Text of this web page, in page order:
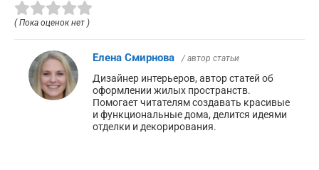
( Пока оценок нет )
Елена Смирнова / автор статьи
Дизайнер интерьеров, автор статей об
оформлении жилых пространств.
Помогает читателям создавать красивые
и функциональные дома, делится идеями
отделки и декорирования.